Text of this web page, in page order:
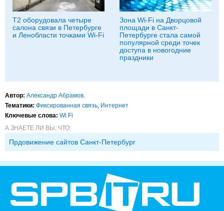
T2 оборудовала четыре
салона связи в Петербурге
и Ленобласти точками Wi-Fi
Зона Wi-Fi на Дворцовой
площади в Санкт-
Петербурге стала самой
популярной среди точек
доступа в новогодние
праздники
Автор: Александр Абрамов
Тематики: Фиксированная связь Интернет
Ключевые слова: Wi Fi
А ЗНАЕТЕ ЛИ ВЫ, ЧТО:
Прдовижение сайтов Санкт-Петербург